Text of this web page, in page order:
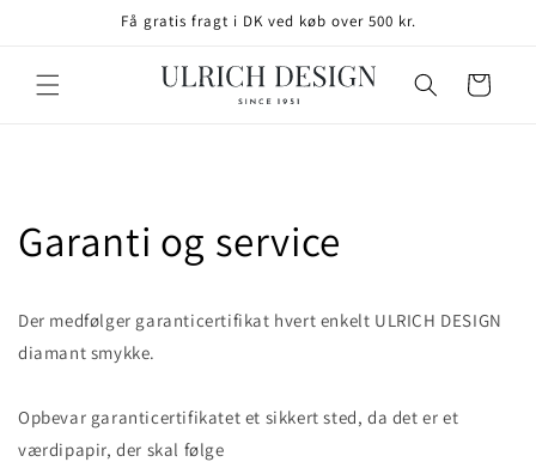
Få gratis fragt i DK ved køb over 500 kr.
Indkøbskurv
Garanti og service
Der medfølger garanticertifikat hvert enkelt ULRICH DESIGN
diamant smykke.
Opbevar garanticertifikatet et sikkert sted, da det er et
værdipapir, der skal følge